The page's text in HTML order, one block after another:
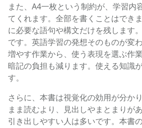
また、A4一枚という制約が、学習内
てくれます。全部を書くことはでき
に必要な語句や構文だけを残します
です。英語学習の発想そのものが変
増やす作業から、使う表現を選ぶ作
暗記の負担も減ります。使える知識
す。
さらに、本書は視覚化の効用が分か
まま読むより、見出しやまとまりが
引き出しやすい人は多いです。本書